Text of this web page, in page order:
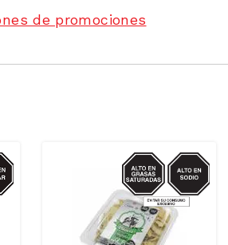
de promociones
SODIO/GRASAS-
SAT